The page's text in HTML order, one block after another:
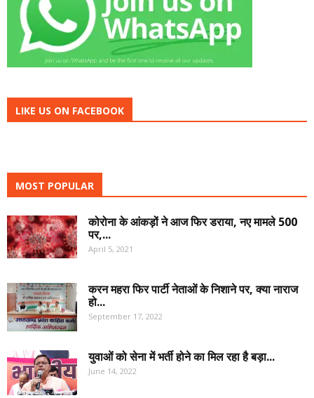
LIKE US ON FACEBOOK
MOST POPULAR
कोरोना के आंकड़ों ने आज फिर डराया, नए मामले 500
पर,...
April 5, 2021
करन महरा फिर पार्टी नेताओं के निशाने पर, क्या नाराज
हो...
September 17, 2022
युवाओं को सेना में भर्ती होने का मिल रहा है बड़ा...
June 14, 2022